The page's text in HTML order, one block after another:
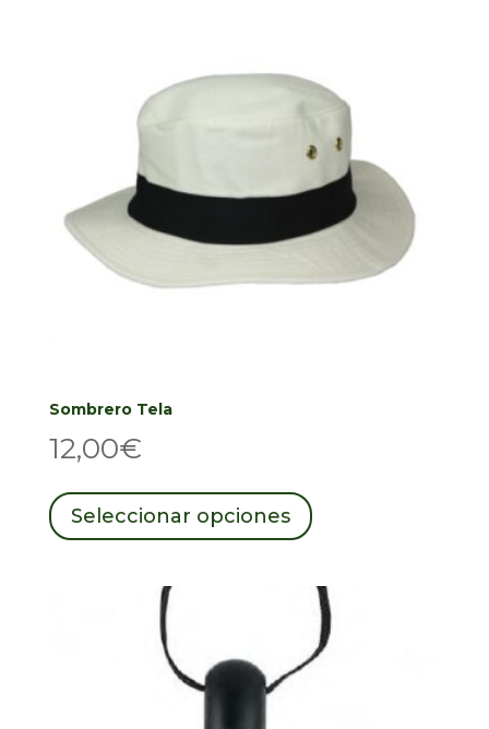
Sombrero Tela
12,00€
Seleccionar opciones
producto
tiene
variantes.
Las
opciones
se